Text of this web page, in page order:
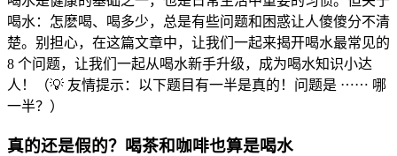
喝水：怎麽喝、喝多少，总是有些问题和困惑让人傻傻分不清
楚。别担心，在这篇文章中，让我们一起来揭开喝水最常见的
8 个问题，让我们一起从喝水新手升级，成为喝水知识小达
人！（💡 友情提示：以下题目有一半是真的！问题是 ⋯⋯ 哪
一半？）
真的还是假的？喝茶和咖啡也算是喝水